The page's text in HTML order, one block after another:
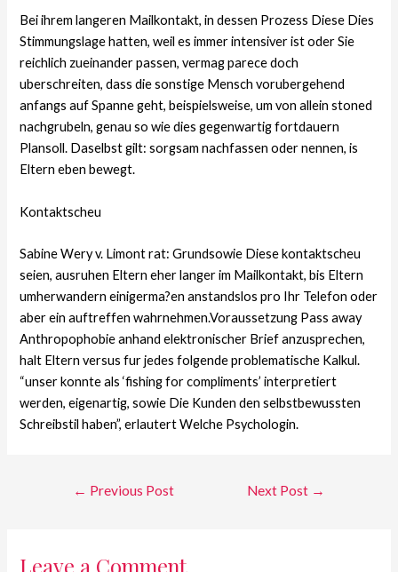
Bei ihrem langeren Mailkontakt, in dessen Prozess Diese Dies
Stimmungslage hatten, weil es immer intensiver ist oder Sie
reichlich zueinander passen, vermag parece doch
uberschreiten, dass die sonstige Mensch vorubergehend
anfangs auf Spanne geht, beispielsweise, um von allein stoned
nachgrubeln, genau so wie dies gegenwartig fortdauern
Plansoll. Daselbst gilt: sorgsam nachfassen oder nennen, is
Eltern eben bewegt.
Kontaktscheu
Sabine Wery v. Limont rat: Grundsowie Diese kontaktscheu
seien, ausruhen Eltern eher langer im Mailkontakt, bis Eltern
umherwandern einigerma?en anstandslos pro Ihr Telefon oder
aber ein auftreffen wahrnehmen.Voraussetzung Pass away
Anthropophobie anhand elektronischer Brief anzusprechen,
halt Eltern versus fur jedes folgende problematische Kalkul.
“unser konnte als ‘fishing for compliments’ interpretiert
werden, eigenartig, sowie Die Kunden den selbstbewussten
Schreibstil haben”, erlautert Welche Psychologin.
← Previous Post Next Post →
Leave a Comment